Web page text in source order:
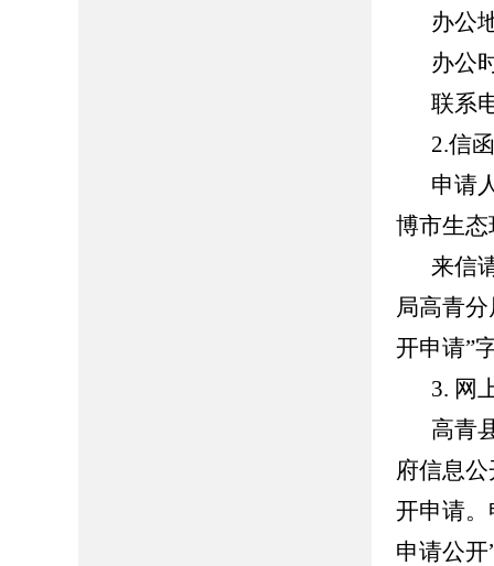
办公
办公
联系
2.信
申请
博市生
来信
局高青
开申请”
3. 网
高青
府信息
开申请
申请公开